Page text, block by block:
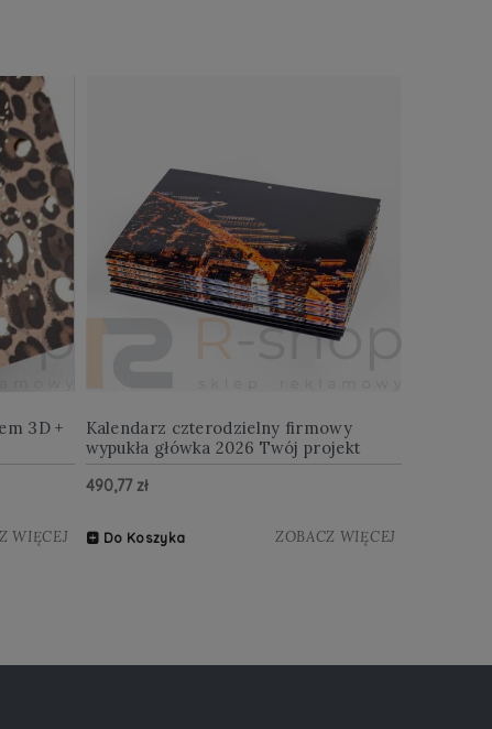
3D +
WIĘCEJ
Kalendarz czterodzielny firmowy
wypukła główka 2026 Twój projekt
490,77 zł
Do Koszyka ZOBACZ WIĘCEJ